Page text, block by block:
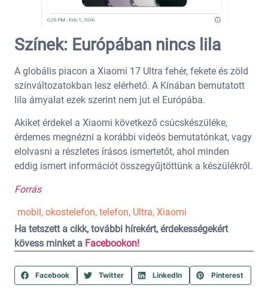
Színek: Európában nincs lila
A globális piacon a Xiaomi 17 Ultra fehér, fekete és zöld
színváltozatokban lesz elérhető. A Kínában bemutatott
lila árnyalat ezek szerint nem jut el Európába.
Akiket érdekel a Xiaomi következő csúcskészüléke,
érdemes megnézni a korábbi videós bemutatónkat, vagy
elolvasni a részletes írásos ismertetőt, ahol minden
eddig ismert információt összegyűjtöttünk a készülékről.
Forrás
mobil, okostelefon, telefon, Ultra, Xiaomi
Ha tetszett a cikk, további hírekért, érdekességekért
kövess minket a Facebookon!
Facebook Twitter LinkedIn Pinterest